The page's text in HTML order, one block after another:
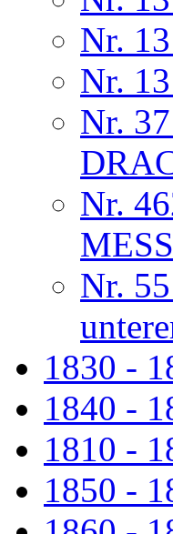
Nr.
Nr.
Nr.
Nr.
Nr.
1830 -
1840 -
1810 -
1850 -